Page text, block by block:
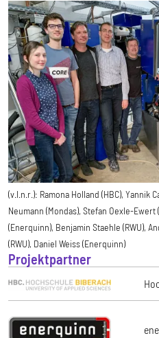
(v.l.n.r.): Ramona Holland (HBC), Yannik
Neumann (Mondas), Stefan Oexle-
(Enerquinn), Benjamin Staehle (RWU),
(RWU), Daniel Weiss (Enerquinn)
Projektpartner